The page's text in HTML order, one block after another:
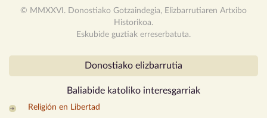
© MMXXVI. Donostiako Gotzaindegia, Elizbarrutiaren Artxibo
Historikoa.
Eskubide guztiak erreserbatuta.
Donostiako elizbarrutia
Baliabide katoliko interesgarriak
Religión en Libertad